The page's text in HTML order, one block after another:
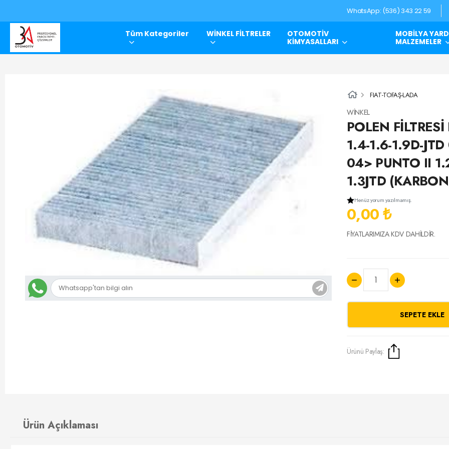
WhatsApp: (536) 343 22 59
Tüm Kategoriler WİNKEL FİLTRELER
OTOMOTİV
KİMYASALLARI
MOBİLYA
MALZEMELER
FIAT-TOFAŞ-LADA
WİNKEL
POLEN
1.4-1.6-1.9D-
04> PUNTO II
1.3JTD
Henüz yorum yazılmamış.
0,00 ₺
FİYATLARIMIZA KDV DAHİLDİR.
SEPETE EKLE
Ürünü Paylaş:
Ürün Açıklaması